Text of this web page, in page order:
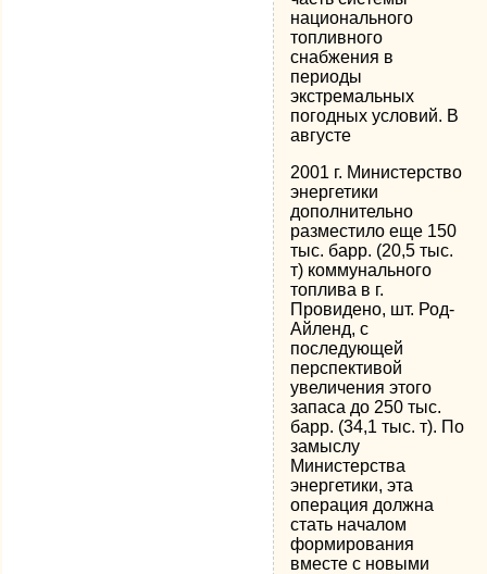
национального
топливного
снабжения в
периоды
экстремальных
погодных условий. В
августе
2001 г. Министерство
энергетики
дополнительно
разместило еще 150
тыс. барр. (20,5 тыс.
т) коммунального
топлива в г.
Провидено, шт. Род-
Айленд, с
последующей
перспективой
увеличения этого
запаса до 250 тыс.
барр. (34,1 тыс. т). По
замыслу
Министерства
энергетики, эта
операция должна
стать началом
формирования
вместе с новыми